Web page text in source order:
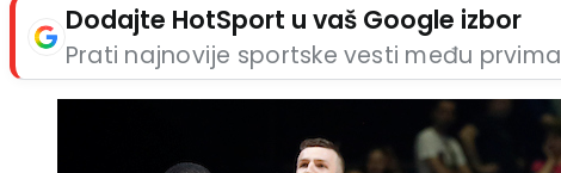
Dodajte HotSport u vaš Google izbor
Prati najnovije sportske vesti među prvima